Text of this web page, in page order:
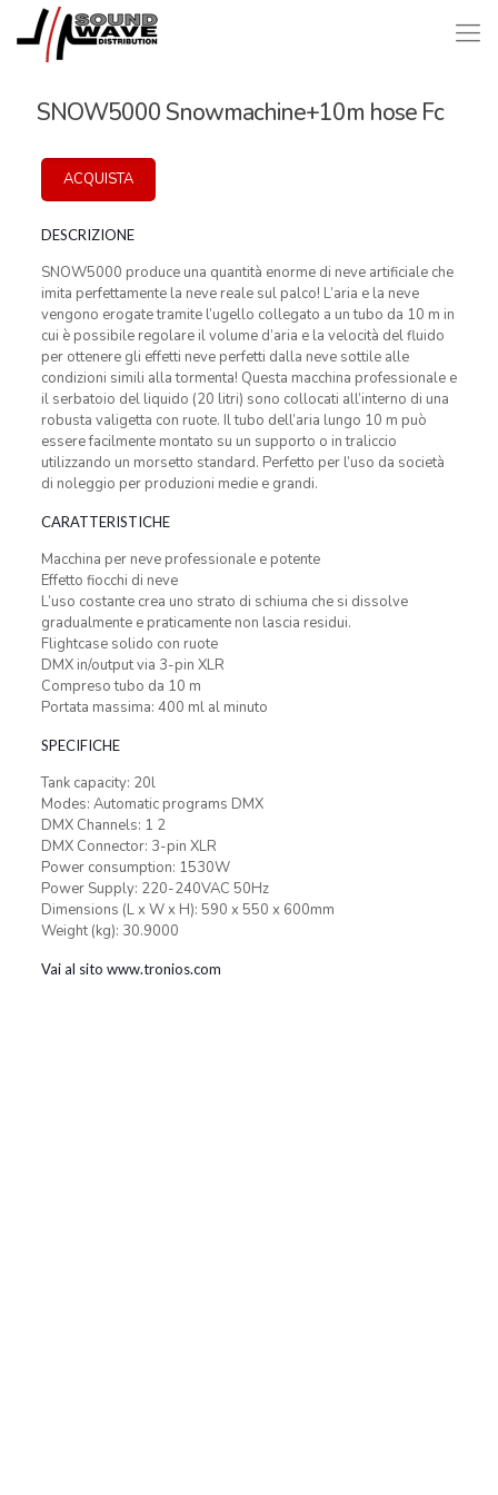
SNOW5000 Snowmachine+10m hose Fc
ACQUISTA
DESCRIZIONE
SNOW5000 produce una quantità enorme di neve artificiale che
imita perfettamente la neve reale sul palco! L’aria e la neve
vengono erogate tramite l’ugello collegato a un tubo da 10 m in
cui è possibile regolare il volume d’aria e la velocità del fluido
per ottenere gli effetti neve perfetti dalla neve sottile alle
condizioni simili alla tormenta! Questa macchina professionale e
il serbatoio del liquido (20 litri) sono collocati all’interno di una
robusta valigetta con ruote. Il tubo dell’aria lungo 10 m può
essere facilmente montato su un supporto o in traliccio
utilizzando un morsetto standard. Perfetto per l’uso da società
di noleggio per produzioni medie e grandi.
CARATTERISTICHE
Macchina per neve professionale e potente
Effetto fiocchi di neve
L’uso costante crea uno strato di schiuma che si dissolve
gradualmente e praticamente non lascia residui.
Flightcase solido con ruote
DMX in/output via 3-pin XLR
Compreso tubo da 10 m
Portata massima: 400 ml al minuto
SPECIFICHE
Tank capacity: 20l
Modes: Automatic programs DMX
DMX Channels: 1 2
DMX Connector: 3-pin XLR
Power consumption: 1530W
Power Supply: 220-240VAC 50Hz
Dimensions (L x W x H): 590 x 550 x 600mm
Weight (kg): 30.9000
Vai al sito www.tronios.com